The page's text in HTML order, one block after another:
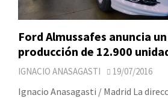
Ford Almussafes anuncia
producción de 12.900
IGNACIO ANASAGASTI 19/07/2016
Ignacio Anasagasti / Madrid La